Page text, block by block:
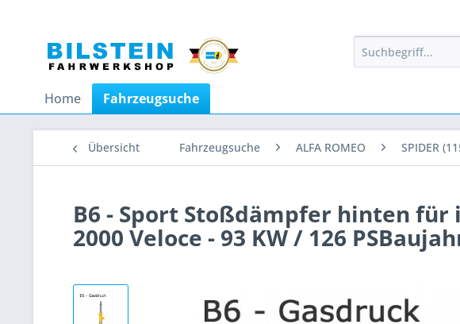
Home Fahrzeugsuche
Übersicht Fahrzeugsuche ALFA ROMEO SPIDER
B6 - Sport Stoßdämpfer hinten für
2000 Veloce - 93 KW / 126